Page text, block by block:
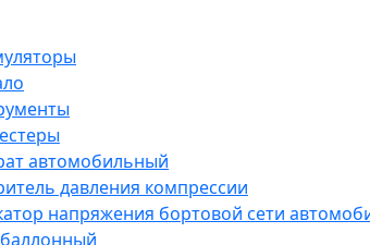
автомобильный
давления компрессии
напряжения бортовой сети